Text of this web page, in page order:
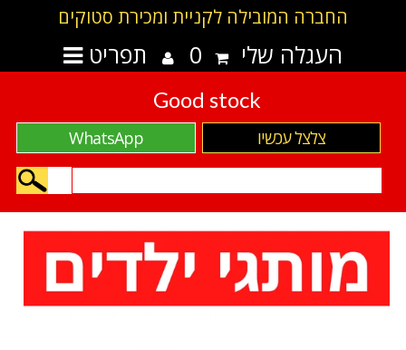
החברה המובילה לקניית ומכירת סטוקים
תפריט העגלה שלי 0
Good stock
WhatsApp צלצל עכשיו